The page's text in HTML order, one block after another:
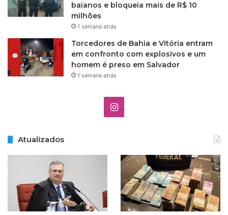
baianos e bloqueia mais de R$ 10
milhões
1 semana atrás
Torcedores de Bahia e Vitória entram
em confronto com explosivos e um
homem é preso em Salvador
1 semana atrás
I
t
a
g
Atualizados